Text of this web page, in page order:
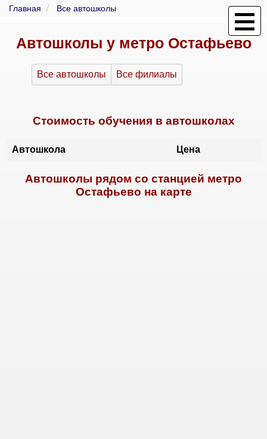
Главная Все автошколы
Автошколы у метро Остафьево
Все автошколы Все филиалы
Стоимость обучения в автошколах
Автошкола Цена
Автошколы рядом со станцией метро
Остафьево на карте